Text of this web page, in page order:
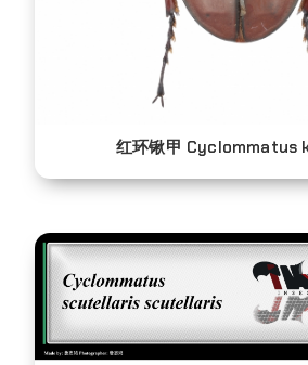
红环锹甲 Cyclommatus